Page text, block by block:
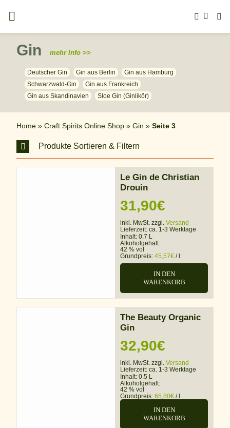
Inhalt
springen
Gin mehr Info >>
Deutscher Gin Gin aus Berlin
Gin aus Hamburg
Schwarzwald-Gin
Gin aus Frankreich
Gin aus Skandinavien
Sloe Gin (Ginlikör)
Home» Craft Spirits Online Shop» Gin » Seite 3
Produkte Sortieren & Filtern
Le Gin de Christian
Drouin
31,90€
inkl. MwSt. zzgl. Versand
Lieferzeit: ca. 1-3 Werktage
Inhalt: 0.7 L
Alkoholgehalt:
42 % vol
Grundpreis: 45,57€ /
IN DEN
WARENKORB
The Beauty Organic
Gin
32,90€
inkl. MwSt. zzgl. Versand
Lieferzeit: ca. 1-3 Werktage
Inhalt: 0.5 L
Alkoholgehalt:
42 % vol
Grundpreis: 65,80€ /l
IN DEN
WARENKORB